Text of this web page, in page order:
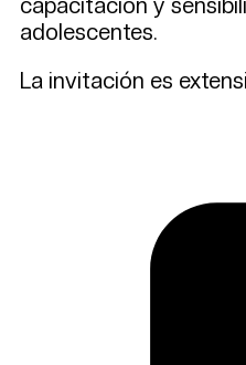
capacitación y
adolescentes.
La invitación es